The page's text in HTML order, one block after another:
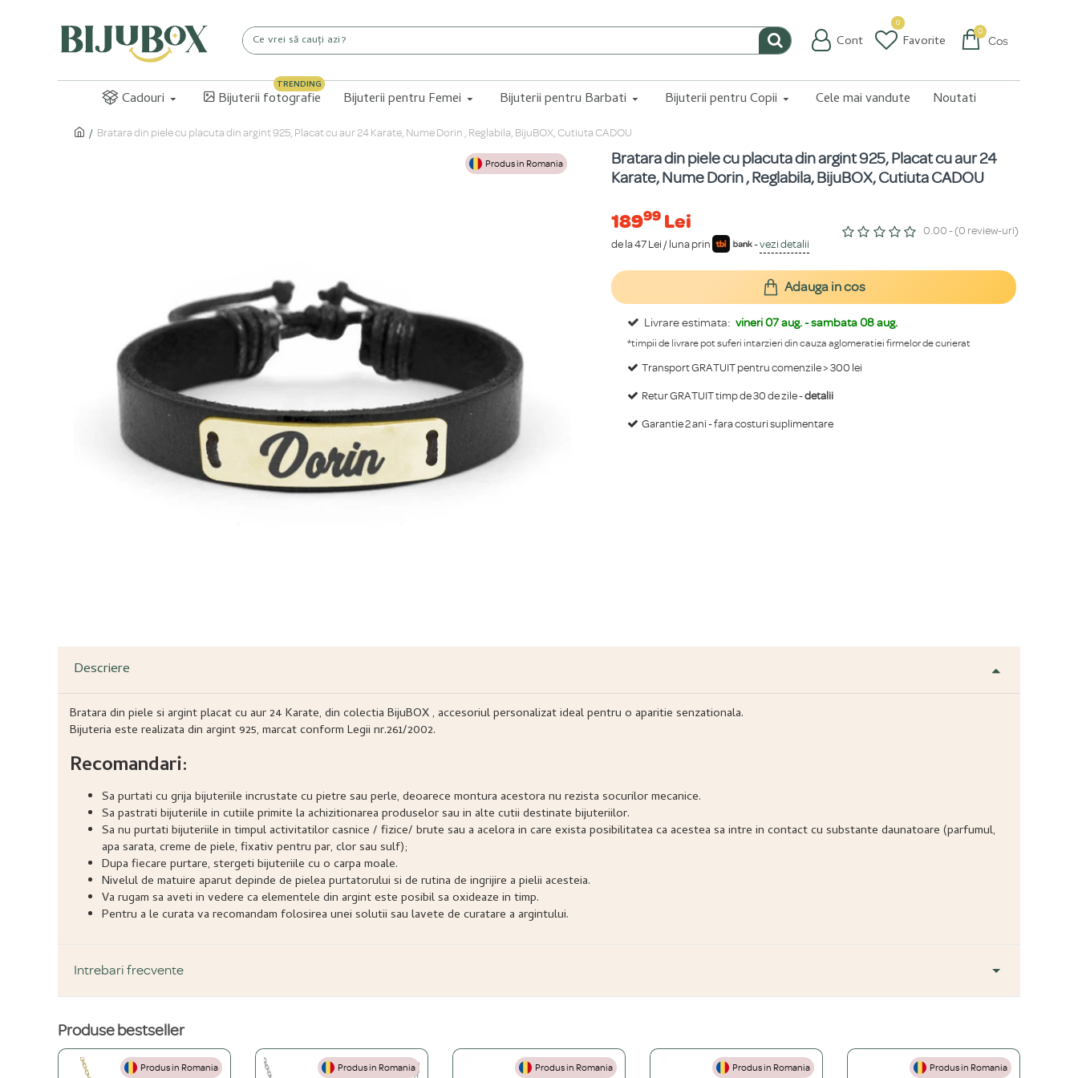
Cont Favorite
0
Coș
0
Cadouri Bijuterii fotografie
TRENDING
Bijuterii pentru Femei Bijuterii pentru Barbati Bijuterii pentru Copii Cele mai vandute Noutati
Bratara din piele cu placuta din argint 925, Placat cu aur 24 Karate, Nume Dorin , Reglabila, BijuBOX, Cutiuta CADOU
Produs in Romania
Bratara din piele cu placuta din argint 925, Placat cu aur 24
Karate, Nume Dorin , Reglabila, BijuBOX, Cutiuta CADOU
18999 Lei
de la 47 Lei / luna prin -vezi detalii
0.00 - (0 review-uri)
Livrare estimata: vineri 07 aug. - sambata 08 aug.
*timpii de livrare pot suferi intarzieri din cauza aglomeratiei firmelor de curierat
Transport GRATUIT pentru comenzile > 300 lei
Retur GRATUIT timp de 30 de zile -detalii
Garantie 2 ani - fara costuri suplimentare
Adauga in cos
Descriere
Bratara din piele si argint placat cu aur 24 Karate, din colectia BijuBOX , accesoriul personalizat ideal pentru o aparitie senzationala.
Bijuteria este realizata din argint 925, marcat conform Legii nr.261/2002.
Recomandari:
Sa purtati cu grija bijuteriile incrustate cu pietre sau perle, deoarece montura acestora nu rezista socurilor mecanice.
Sa pastrati bijuteriile in cutiile primite la achizitionarea produselor sau in alte cutii destinate bijuteriilor.
Sa nu purtati bijuteriile in timpul activitatilor casnice / fizice/ brute sau a acelora in care exista posibilitatea ca acestea sa intre in contact cu substante daunatoare (parfumul,
apa sarata, creme de piele, fixativ pentru par, clor sau sulf);
Dupa fiecare purtare, stergeti bijuteriile cu o carpa moale.
Nivelul de matuire aparut depinde de pielea purtatorului si de rutina de ingrijire a pielii acesteia.
Va rugam sa aveti in vedere ca elementele din argint este posibil sa oxideaze in timp.
Pentru a le curata va recomandam folosirea unei solutii sau lavete de curatare a argintului.
Intrebari frecvente
DESPRE PRODUS ȘI MATERIALE
Din ce materiale sunt fabricate bijuteriile voastre? +
Produse bestseller
Produs in Romania Produs in Romania Produs in Romania Produs in Romania Produs in Romania